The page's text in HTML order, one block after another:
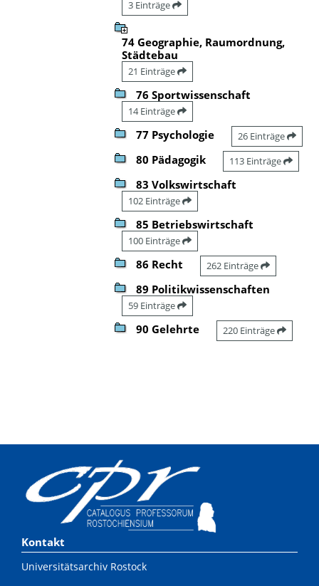
3 Einträge
74 Geographie, Raumordnung,
Städtebau
21 Einträge
76 Sportwissenschaft
14 Einträge
77 Psychologie 26 Einträge
80 Pädagogik 113 Einträge
83 Volkswirtschaft
102 Einträge
85 Betriebswirtschaft
100 Einträge
86 Recht 262 Einträge
89 Politikwissenschaften
59 Einträge
90 Gelehrte 220 Einträge
Kontakt
Universitätsarchiv Rostock